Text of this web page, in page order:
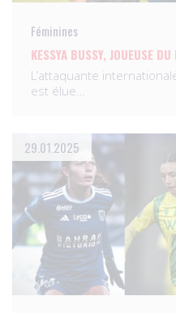
Féminines
KESSYA BUSSY, JOUEUSE
L’attaquante
est élue…
29.01.2025